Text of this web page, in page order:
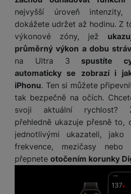
Tyto cookies nám umožňují měření
našich reklamních kampaní. Jejich
návštěv a zdroje návštěv našich
získaná pomocí těchto cookies
anonymně, takže nejsme schopni
uživatele našeho webu.
Marketingové
Marketingové
abychom vás
reklamou.
Povoleno
Marketingové cookies používáme my
abychom vám mohli zobrazit vhodné
na našich stránkách, tak na stránkách
n
st
v
s
a
v
a
č
ů
v
a
d
a
e
e
r
n
í
u
c
v
i
z
e
D
á
o
v
o
P
o
w
e
r
b
a
k
nejvyšší úroveň intenzity,
dokážete udržet až hodinu. Z
výkonové zóny, jež
průměrný výkon a dobu
na Ultra 3 spustíte
automaticky se zobrazí i
iPhonu. Ten si můžete
tak bezpečně na očích.
svoji aktuální rychlost?
přehledně ukazuje přesně to,
jednotlivými ukazateli,
frekvence, mezičasy nebo
přepnete otočením korunky